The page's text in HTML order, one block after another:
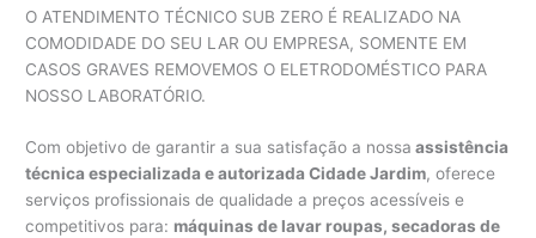
O ATENDIMENTO TÉCNICO SUB ZERO É REALIZADO NA
COMODIDADE DO SEU LAR OU EMPRESA, SOMENTE EM
CASOS GRAVES REMOVEMOS O ELETRODOMÉSTICO PARA
NOSSO LABORATÓRIO.
Com objetivo de garantir a sua satisfação a nossa assistência
técnica especializada e autorizada Cidade Jardim, oferece
serviços profissionais de qualidade a preços acessíveis e
competitivos para: máquinas de lavar roupas, secadoras de